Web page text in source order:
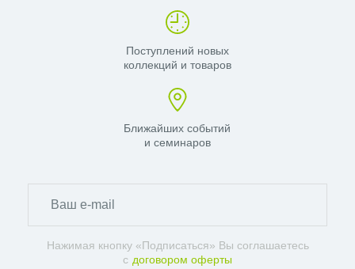
Поступлений новых
коллекций и товаров
Ближайших событий
и семинаров
Нажимая кнопку «Подписаться» Вы соглашаетесь
с договором оферты